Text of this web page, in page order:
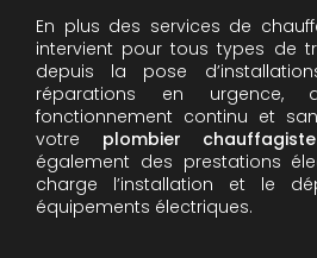
En plus des services de
intervient pour tous types de
depuis la pose
réparations en urgence,
fonctionnement continu et
votre plombier
également des prestations
charge l’installation et le
équipements électriques.